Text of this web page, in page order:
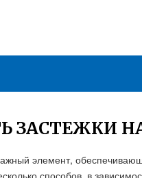
ЗАСТЕЖКИ
элемент,
способов, в